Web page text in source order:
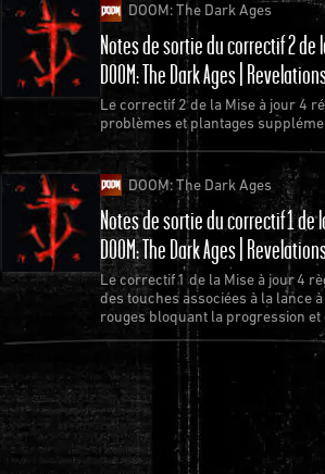
DOOM: The Dark Ages
Notes de sortie du correctif 2 de
DOOM: The Dark Ages |
Le correctif 2 de la Mise à jour 4
problèmes et plantages
DOOM: The Dark Ages
Notes de sortie du correctif 1 de
DOOM: The Dark Ages |
Le correctif 1 de la Mise à jour 4
des touches associées à la lance
rouges bloquant la progression et
plus récurrents.